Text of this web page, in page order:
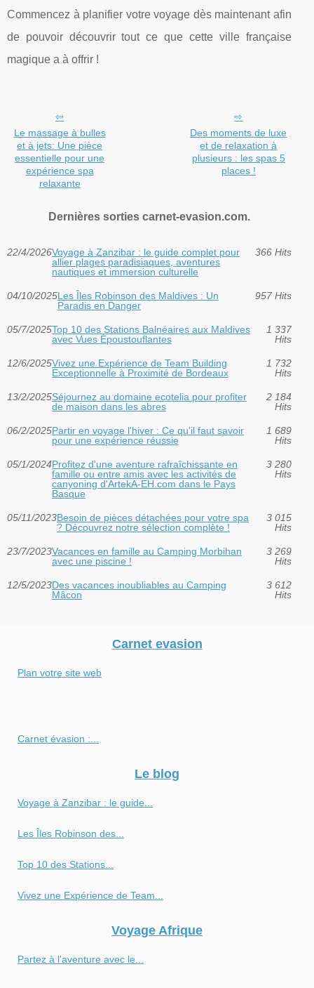
Commencez à planifier votre voyage dès maintenant afin
de pouvoir découvrir tout ce que cette ville française
magique a à offrir !
Le massage à bulles
et à jets: Une pièce
essentielle pour une
expérience spa
relaxante
Des moments de luxe
et de relaxation à
plusieurs : les spas 5
places !
Dernières sorties carnet-evasion.com.
22/4/2026Voyage à Zanzibar : le guide complet pour
allier plages paradisiaques, aventures
nautiques et immersion culturelle
366 Hits
04/10/2025Les Îles Robinson des Maldives : Un
Paradis en Danger
957 Hits
05/7/2025Top 10 des Stations Balnéaires aux Maldives
avec Vues Époustouflantes
1 337
Hits
12/6/2025Vivez une Expérience de Team Building
Exceptionnelle à Proximité de Bordeaux
1 732
Hits
13/2/2025Séjournez au domaine ecotelia pour profiter
de maison dans les abres
2 184
Hits
06/2/2025Partir en voyage l'hiver : Ce qu'il faut savoir
pour une expérience réussie
1 689
Hits
05/1/2024Profitez d'une aventure rafraîchissante en
famille ou entre amis avec les activités de
canyoning d'ArtekA-EH.com dans le Pays
Basque
3 280
Hits
05/11/2023Besoin de pièces détachées pour votre spa
? Découvrez notre sélection complète !
3 015
Hits
23/7/2023Vacances en famille au Camping Morbihan
avec une piscine !
3 269
Hits
12/5/2023Des vacances inoubliables au Camping
Mâcon
3 612
Hits
Carnet evasion
Plan votre site web
Carnet évasion :...
Le blog
Voyage à Zanzibar : le guide...
Les Îles Robinson des...
Top 10 des Stations...
Vivez une Expérience de Team...
Voyage Afrique
Partez à l'aventure avec le...